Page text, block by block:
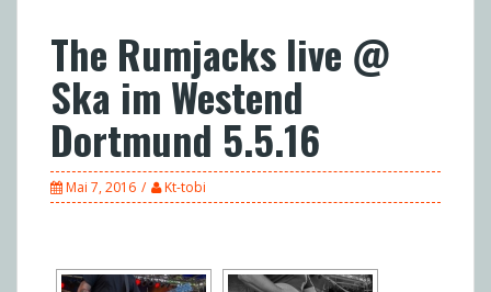
The Rumjacks live @
Ska im Westend
Dortmund 5.5.16
Mai 7, 2016 Kt-tobi